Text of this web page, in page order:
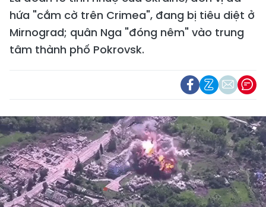
hứa "cắm cờ trên Crimea", đang bị tiêu diệt ở
Mirnograd; quân Nga "đóng nêm" vào trung
tâm thành phố Pokrovsk.